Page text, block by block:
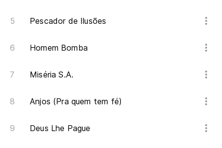
Pescador de Ilusões
Homem Bomba
Miséria S.A.
Anjos (Pra quem tem fé)
Deus Lhe Pague